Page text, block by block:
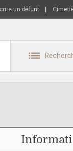
un défunt